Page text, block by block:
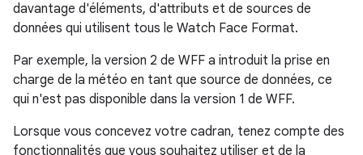
davantage d'éléments, d'attributs et de sources de
données qui utilisent tous le Watch Face Format.
Par exemple, la version 2 de WFF a introduit la prise en
charge de la météo en tant que source de données, ce
qui n'est pas disponible dans la version 1 de WFF.
Lorsque vous concevez votre cadran, tenez compte des
fonctionnalités que vous souhaitez utiliser et de la